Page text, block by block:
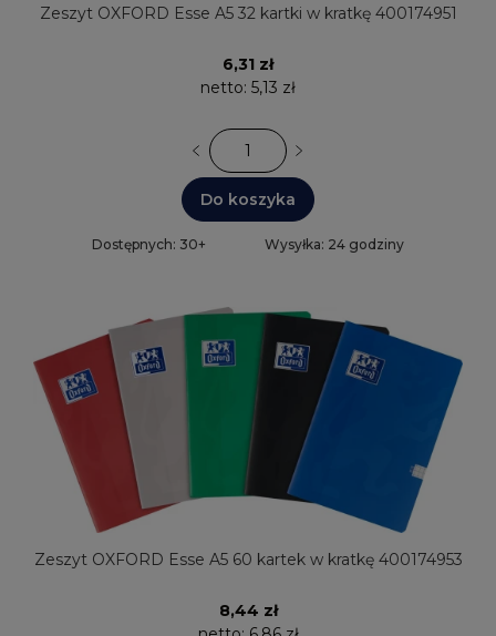
Zeszyt OXFORD Esse A5 32 kartki w kratkę 400174951
6,31 zł
netto: 5,13 zł
Do koszyka
Dostępnych: 30+ Wysyłka: 24 godziny
Zeszyt OXFORD Esse A5 60 kartek w kratkę 400174953
8,44 zł